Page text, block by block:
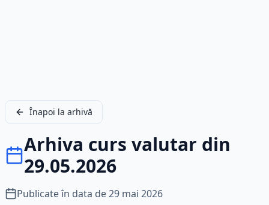
Înapoi la arhivă
Arhiva curs valutar din
29.05.2026
Publicate în data de29 mai 2026